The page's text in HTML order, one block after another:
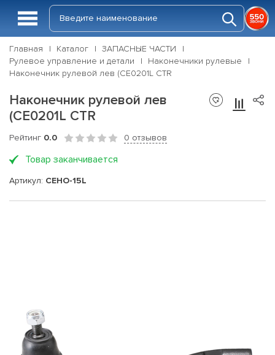
Главная Каталог
ЗАПАСНЫЕ ЧАСТИ
Рулевое управление и детали
Наконечники рулевые
Наконечник рулевой лев (CE0201L CTR
Наконечник рулевой лев
(CE0201L CTR
Рейтинг 0.0 0 отзывов
Товар заканчивается
Артикул: CEHO-15L